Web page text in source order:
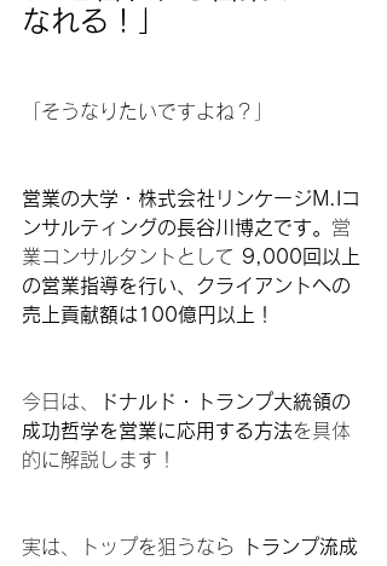
なれる！」
「そうなりたいですよね？」
営業の大学・株式会社リンケージM.Iコ
ンサルティングの長谷川博之です。 営
業コンサルタントとして 9,000回以上
の営業指導を行い、クライアントへの
売上貢献額は100億円以上！
今日は、
ドナルド・トランプ大統領の
成功哲学を営業に応用する方法を具体
的に解説します！
実は、トップを狙うなら
トランプ流成